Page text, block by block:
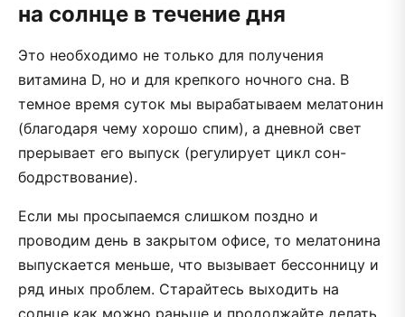
на солнце в течение дня
Это необходимо не только для получения
витамина D, но и для крепкого ночного сна. В
темное время суток мы вырабатываем мелатонин
(благодаря чему хорошо спим), а дневной свет
прерывает его выпуск (регулирует цикл сон-
бодрствование).
Если мы просыпаемся слишком поздно и
проводим день в закрытом офисе, то мелатонина
выпускается меньше, что вызывает бессонницу и
ряд иных проблем. Старайтесь выходить на